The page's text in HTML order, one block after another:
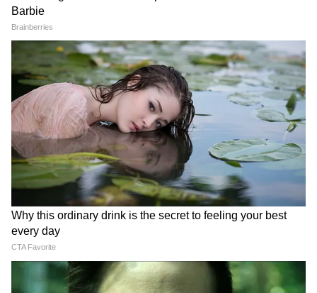
Atiq Ahmed के बेटे की मौत पर
घर पहुंचे Akhilesh Yadav के
विधायक, जमकर हो रही फजीहत!
कुछ घंटों की बारिश ने डुबो दी
दिल्ली! जगह-जगह जलभराव, लोगों
की बढ़ी मुश्किलें-WATCH
LATEST VIDEOS
Atiq Ahmed के बेटे की मौत पर घर पहुंचे
Akhilesh Yadav के विधायक, जमकर हो रही
फजीहत!
समुद्र की तरह क्यों हिल रहा था मोरबी के कुएं का
पानी? खुल गया सबसे बड़ा राज